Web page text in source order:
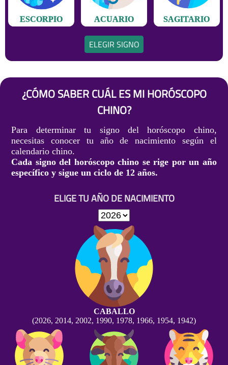
ESCORPIO ACUARIO SAGITARIO
ELEGIR SIGNO
¿CÓMO SABER CUÁL ES MI HORÓSCOPO
CHINO?
Para determinar tu signo del horóscopo chino,
necesitas conocer tu año de nacimiento según el
calendario chino.
Cada signo del horóscopo chino se rige por un año
específico y sigue un ciclo de 12 años.
ELIGE TU AÑO DE NACIMIENTO
CABALLO
(2026, 2014, 2002, 1990, 1978, 1966, 1954, 1942)